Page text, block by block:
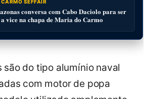
SEFFAIR
conversa com Cabo Daciolo para ser
vice na chapa de Maria do Carmo
são do tipo alumínio naval
com motor de popa